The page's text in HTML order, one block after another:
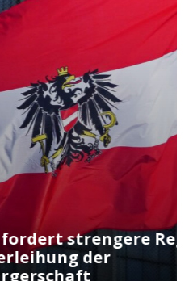
Regeln
der